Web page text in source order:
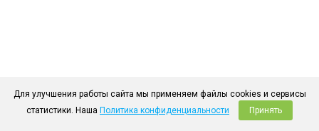
Для улучшения работы сайта мы применяем файлы cookies и сервисы
статистики. Наша Политика конфиденциальности Принять